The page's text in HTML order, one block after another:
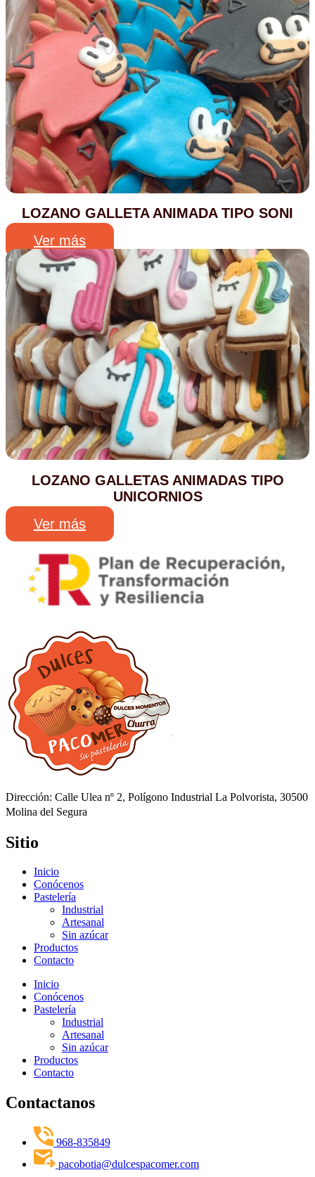
LOZANO GALLETA ANIMADA TIPO SONI
Ver más
LOZANO GALLETAS ANIMADAS TIPO
UNICORNIOS
Ver más
Dirección: Calle Ulea nº 2, Polígono Industrial La Polvorista, 30500
Molina del Segura
Sitio
Inicio
Conócenos
Pastelería
Industrial
Artesanal
Sin azúcar
Productos
Contacto
Inicio
Conócenos
Pastelería
Industrial
Artesanal
Sin azúcar
Productos
Contacto
Contactanos
968-835849
pacobotia@dulcespacomer.com